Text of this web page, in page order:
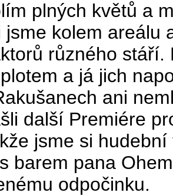
plných květů a
jsme kolem areálu
různého
a já jich
ani
další Premiére
jsme si
barem pana
odpočinku.